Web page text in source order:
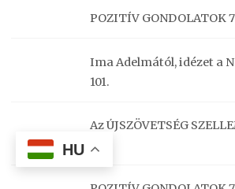
POZITÍV GONDOLATOK
Ima Adelmától, idézet a
101.
Az ÚJSZÖVETSÉG
29.
HU